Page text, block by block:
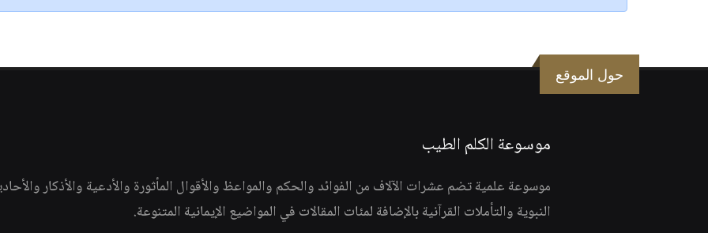
حول الموقع
موسوعة الكلم الطيب
موسوعة علمية تضم عشرات الآلاف من الفوائد والحكم والمواعظ والأقوال المأثورة والأدعية والأذكار
النبوية والتأملات القرآنية بالإضافة لمئات المقالات في المواضيع الإيمانية المتنوعة.